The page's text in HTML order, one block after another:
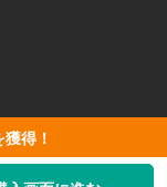
得！